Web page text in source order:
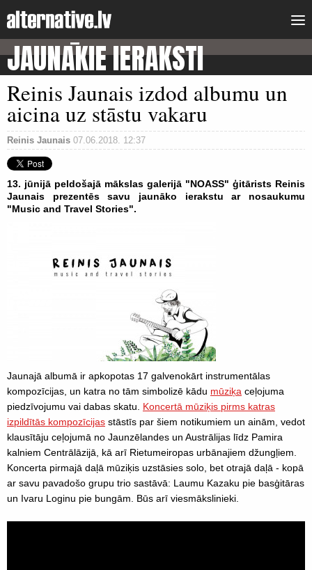
JAUNĀKIE IERAKSTI
Reinis Jaunais izdod albumu un
aicina uz stāstu vakaru
Reinis Jaunais 07.06.2018. 12:37
13. jūnijā peldošajā mākslas galerijā "NOASS" ģitārists Reinis
Jaunais prezentēs savu jaunāko ierakstu ar nosaukumu
"Music and Travel Stories".
Jaunajā albumā ir apkopotas 17 galvenokārt instrumentālas
kompozīcijas, un katra no tām simbolizē kādu mūziķa ceļojuma
piedzīvojumu vai dabas skatu. Koncertā mūziķis pirms katras
izpildītās kompozīcijas stāstīs par šiem notikumiem un ainām, vedot
klausītāju ceļojumā no Jaunzēlandes un Austrālijas līdz Pamira
kalniem Centrālāzijā, kā arī Rietumeiropas urbānajiem džungļiem.
Koncerta pirmajā daļā mūziķis uzstāsies solo, bet otrajā daļā - kopā
ar savu pavadošo grupu trio sastāvā: Laumu Kazaku pie basģitāras
un Ivaru Loginu pie bungām. Būs arī viesmākslinieki.